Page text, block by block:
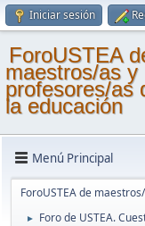
Iniciar sesión
ForoUSTEA
maestros/as y
profesores/as
la educación
Menú Principal
ForoUSTEA de
► Foro de USTEA.